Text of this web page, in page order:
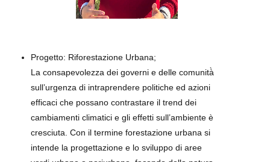
Progetto: Riforestazione Urbana;
La consapevolezza dei governi e delle comunità̀
sull’urgenza di intraprendere politiche ed azioni
efficaci che possano contrastare il trend dei
cambiamenti climatici e gli effetti sull’ambiente è
cresciuta. Con il termine forestazione urbana si
intende la progettazione e lo sviluppo di aree